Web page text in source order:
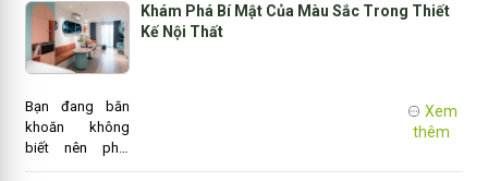
có khác so với
những gì ta
tưởng tượng?
Những phòng
được thiết kế sẽ
kết hợp các
công nghệ gì?
Khám Phá Bí Mật Của Màu Sắc Trong Thiết
Kế Nội Thất
Bạn đang băn
khoăn không
biết nên phối
màu sắc trong
Xem
thêm